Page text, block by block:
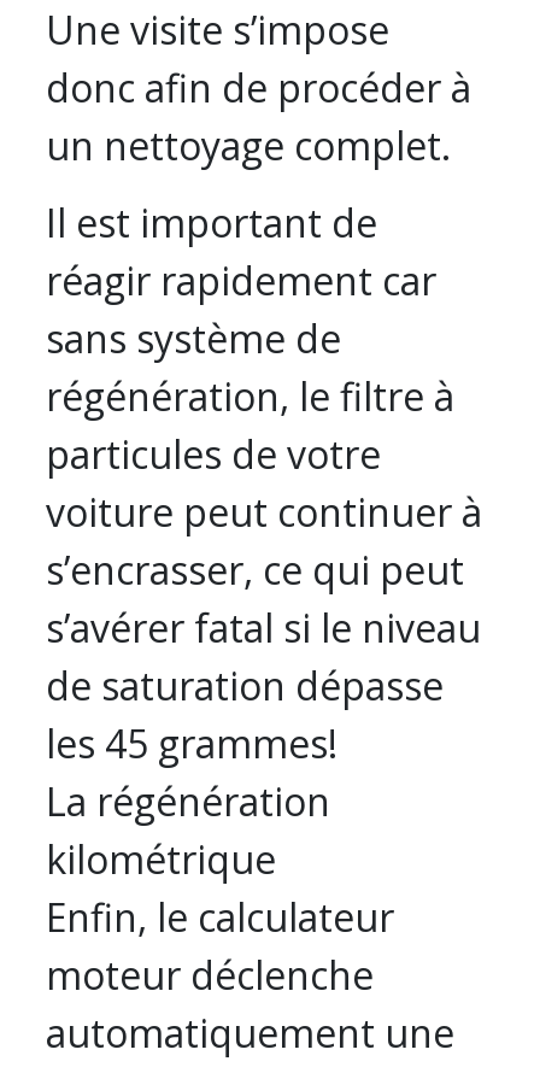
Une visite s’impose
donc afin de procéder à
un nettoyage complet.
Il est important de
réagir rapidement car
sans système de
régénération, le filtre à
particules de votre
voiture peut continuer à
s’encrasser, ce qui peut
s’avérer fatal si le niveau
de saturation dépasse
les 45 grammes!
La régénération
kilométrique
Enfin, le calculateur
moteur déclenche
automatiquement une